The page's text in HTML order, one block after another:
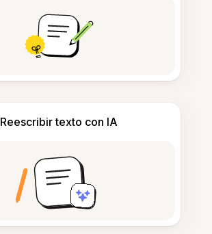
Reescribir texto con IA